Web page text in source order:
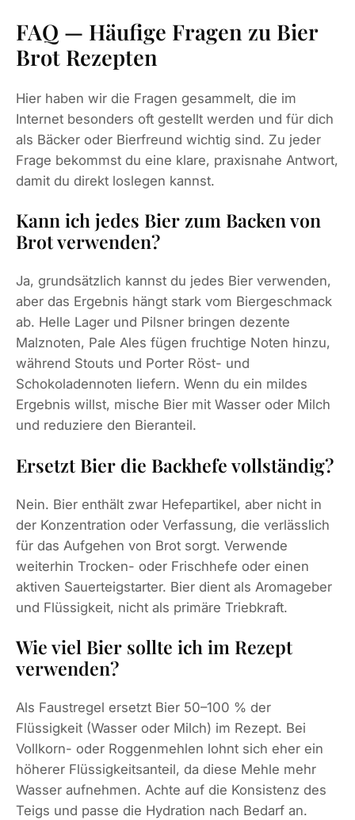
FAQ — Häufige Fragen zu Bier
Brot Rezepten
Hier haben wir die Fragen gesammelt, die im
Internet besonders oft gestellt werden und für dich
als Bäcker oder Bierfreund wichtig sind. Zu jeder
Frage bekommst du eine klare, praxisnahe Antwort,
damit du direkt loslegen kannst.
Kann ich jedes Bier zum Backen von
Brot verwenden?
Ja, grundsätzlich kannst du jedes Bier verwenden,
aber das Ergebnis hängt stark vom Biergeschmack
ab. Helle Lager und Pilsner bringen dezente
Malznoten, Pale Ales fügen fruchtige Noten hinzu,
während Stouts und Porter Röst- und
Schokoladennoten liefern. Wenn du ein mildes
Ergebnis willst, mische Bier mit Wasser oder Milch
und reduziere den Bieranteil.
Ersetzt Bier die Backhefe vollständig?
Nein. Bier enthält zwar Hefepartikel, aber nicht in
der Konzentration oder Verfassung, die verlässlich
für das Aufgehen von Brot sorgt. Verwende
weiterhin Trocken- oder Frischhefe oder einen
aktiven Sauerteigstarter. Bier dient als Aromageber
und Flüssigkeit, nicht als primäre Triebkraft.
Wie viel Bier sollte ich im Rezept
verwenden?
Als Faustregel ersetzt Bier 50–100 % der
Flüssigkeit (Wasser oder Milch) im Rezept. Bei
Vollkorn- oder Roggenmehlen lohnt sich eher ein
höherer Flüssigkeitsanteil, da diese Mehle mehr
Wasser aufnehmen. Achte auf die Konsistenz des
Teigs und passe die Hydration nach Bedarf an.